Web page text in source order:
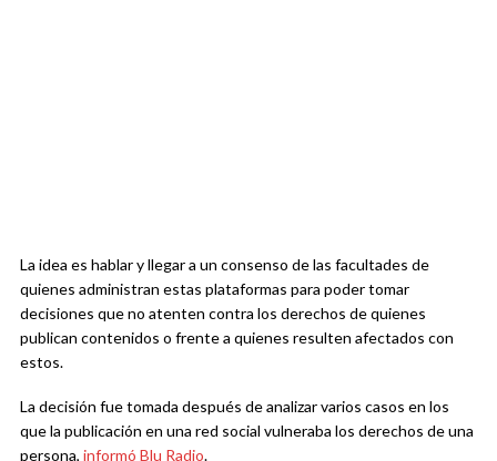
La idea es hablar y llegar a un consenso de las facultades de
quienes administran estas plataformas para poder tomar
decisiones que no atenten contra los derechos de quienes
publican contenidos o frente a quienes resulten afectados con
estos.
La decisión fue tomada después de analizar varios casos en los
que la publicación en una red social vulneraba los derechos de una
persona, informó Blu Radio.